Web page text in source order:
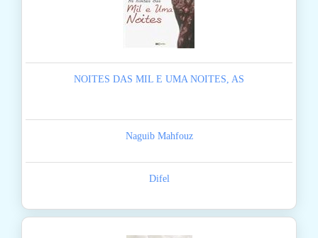
NOITES DAS MIL E UMA NOITES, AS
Naguib Mahfouz
Difel